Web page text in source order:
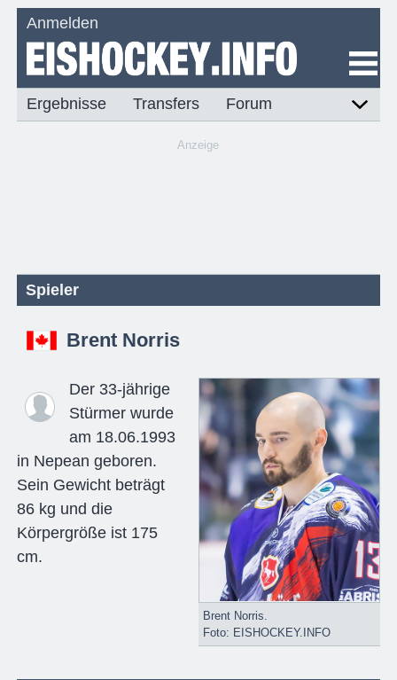
Anmelden
Ergebnisse Transfers Forum
Anzeige
Spieler
Brent Norris
Brent Norris.
Foto: EISHOCKEY.INFO
Der 33-jährige
Stürmer wurde
am 18.06.1993
in Nepean geboren.
Sein Gewicht beträgt
86 kg und die
Körpergröße ist 175
cm.